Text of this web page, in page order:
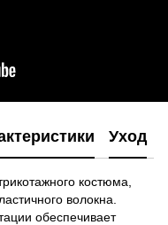
Уход
костюма,
волокна.
обеспечивает